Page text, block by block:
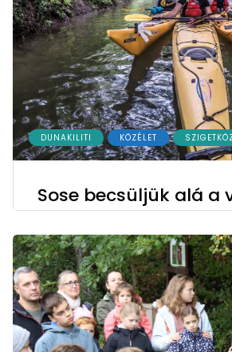
DUNAKILITI KÖZÉLET
Sose becsüljük alá a